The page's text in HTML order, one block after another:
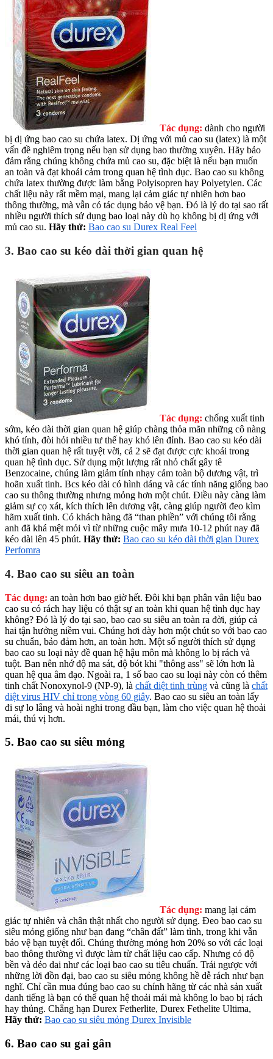
Tác dụng: dành cho người
bị dị ứng bao cao su chứa latex. Dị ứng với mủ cao su (latex) là một
vấn đề nghiêm trọng nếu bạn sử dụng bao thường xuyên. Hãy bảo
đảm rằng chúng không chứa mủ cao su, đặc biệt là nếu bạn muốn
an toàn và đạt khoái cảm trong quan hệ tình dục. Bao cao su không
chứa latex thường được làm bằng Polyisopren hay Polyetylen. Các
chất liệu này rất mềm mại, mang lại cảm giác tự nhiên hơn bao
thông thường, mà vẫn có tác dụng bảo vệ bạn. Đó là lý do tại sao rất
nhiều người thích sử dụng bao loại này dù họ không bị dị ứng với
mủ cao su. Hãy thử: Bao cao su Durex Real Feel
3. Bao cao su kéo dài thời gian quan hệ
Tác dụng: chống xuất tinh
sớm, kéo dài thời gian quan hệ giúp chàng thỏa mãn những cô nàng
khó tính, đòi hỏi nhiều tư thế hay khó lên đỉnh. Bao cao su kéo dài
thời gian quan hệ rất tuyệt vời, cả 2 sẽ đạt được cực khoái trong
quan hệ tình dục. Sử dụng một lượng rất nhỏ chất gây tê
Benzocaine, chúng làm giảm tính nhạy cảm toàn bộ dương vật, trì
hoãn xuất tinh. Bcs kéo dài có hình dáng và các tính năng giống bao
cao su thông thường nhưng mỏng hơn một chút. Điều này càng làm
giảm sự cọ xát, kích thích lên dương vật, càng giúp người đeo kìm
hãm xuất tinh. Có khách hàng đã “than phiền” với chúng tôi rằng
anh đã khá mệt mỏi vì từ những cuộc mây mưa 10-12 phút nay đã
kéo dài lên 45 phút. Hãy thử: Bao cao su kéo dài thời gian Durex
Perfomra
4. Bao cao su siêu an toàn
Tác dụng: an toàn hơn bao giờ hết. Đôi khi bạn phân vân liệu bao
cao su có rách hay liệu có thật sự an toàn khi quan hệ tình dục hay
không? Đó là lý do tại sao, bao cao su siêu an toàn ra đời, giúp cả
hai tận hưởng niềm vui. Chúng hơi dày hơn một chút so với bao cao
su chuẩn, bảo đảm hơn, an toàn hơn. Một số người thích sử dụng
bao cao su loại này đề quan hệ hậu môn mà không lo bị rách và
tuột. Ban nên nhớ độ ma sát, độ bót khi "thông ass" sẽ lớn hơn là
quan hệ qua âm đạo. Ngoài ra, 1 số bao cao su loại này còn có thêm
tinh chất Nonoxynol-9 (NP-9), là chất diệt tinh trùng và cũng là chất
diệt virus HIV chỉ trong vòng 60 giây. Bao cao su siêu an toàn lấy
đi sự lo lắng và hoài nghi trong đầu bạn, làm cho việc quan hệ thoải
mái, thú vị hơn.
5. Bao cao su siêu mỏng
Tác dụng: mang lại cảm
giác tự nhiên và chân thật nhất cho người sử dụng. Đeo bao cao su
siêu mỏng giống như bạn đang “chân đất” làm tình, trong khi vẫn
bảo vệ bạn tuyệt đối. Chúng thường mỏng hơn 20% so với các loại
bao thông thường vì được làm từ chất liệu cao cấp. Nhưng có độ
bền và dẻo dai như các loại bao cao su tiêu chuẩn. Trái ngược với
những lời đồn đại, bao cao su siêu mỏng không hề dễ rách như bạn
nghĩ. Chỉ cần mua đúng bao cao su chính hãng từ các nhà sản xuất
danh tiếng là bạn có thể quan hệ thoải mái mà không lo bao bị rách
hay thủng. Chẳng hạn Durex Fetherlite, Durex Fethelite Ultima,
Hãy thử: Bao cao su siêu mỏng Durex Invisible
6. Bao cao su gai gân